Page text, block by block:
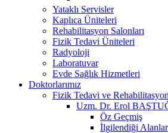
Yataklı Servisler
Kaplıca Üniteleri
Rehabilitasyon Salonları
Fizik Tedavi Üniteleri
Radyoloji
Laboratuvar
Evde Sağlık Hizmetleri
Doktorlarımız
Fizik Tedavi ve Rehabilitasyon
Uzm. Dr. Erol
Öz Geçmiş
İlgilendiği Alanlar